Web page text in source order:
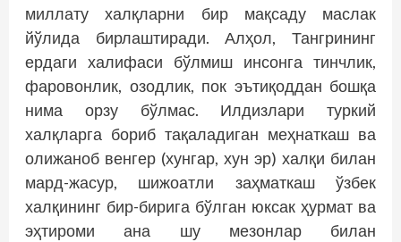
миллату халқларни бир мақсаду маслак
йўлида бирлаштиради. Алҳол, Тангрининг
ердаги халифаси бўлмиш инсонга тинчлик,
фаровонлик, озодлик, пок эътиқоддан бошқа
нима орзу бўлмас. Илдизлари туркий
халқларга бориб тақаладиган меҳнаткаш ва
олижаноб венгер (хунгар, хун эр) халқи билан
мард-жасур, шижоатли заҳматкаш ўзбек
халқининг бир-бирига бўлган юксак ҳурмат ва
эҳтироми ана шу мезонлар билан